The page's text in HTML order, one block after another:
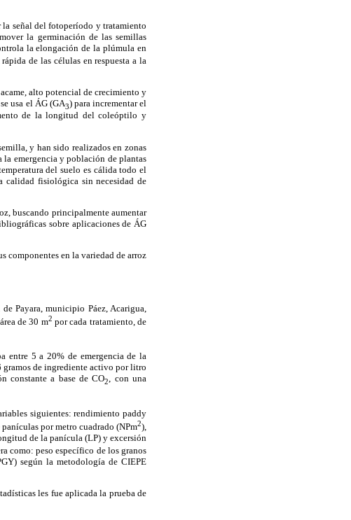
señal del fotoperíodo y tratamiento
la germinación de las semillas
la elongación de la plúmula en
de las células en respuesta a la
alto potencial de crecimiento y
usa el ÁG (GA3) para incrementar el
de la longitud del coleóptilo y
y han sido realizados en zonas
emergencia y población de plantas
del suelo es cálida todo el
calidad fisiológica sin necesidad de
buscando principalmente aumentar
sobre aplicaciones de ÁG
componentes en la variedad de arroz
Payara, municipio Páez, Acarigua,
de 30 m2 por cada tratamiento, de
entre 5 a 20% de emergencia de la
de ingrediente activo por litro
constante a base de CO2
, con una
siguientes: rendimiento paddy
por metro cuadrado (NPm2),
de la panícula (LP) y excersión
como: peso específico de los granos
según la metodología de CIEPE
les fue aplicada la prueba de